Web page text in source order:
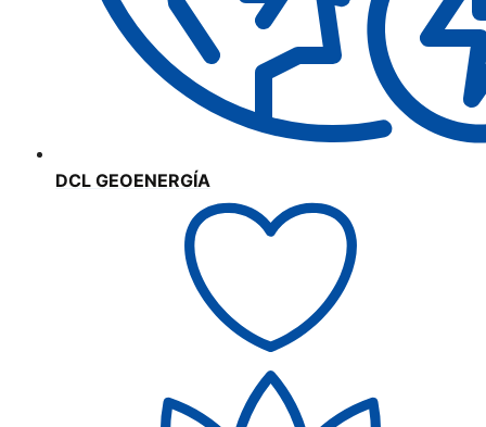
DCL GEOENERGÍA